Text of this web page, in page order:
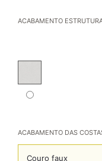
ACABAMENTO
ACABAMENTO DAS